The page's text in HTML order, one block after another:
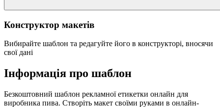
Конструктор макетів
Вибирайте шаблон та редагуйте його в конструкторі, вносячи
свої дані
Інформація про шаблон
Безкоштовний шаблон рекламної етикетки онлайн для
виробника пива. Створіть макет своїми руками в онлайн-